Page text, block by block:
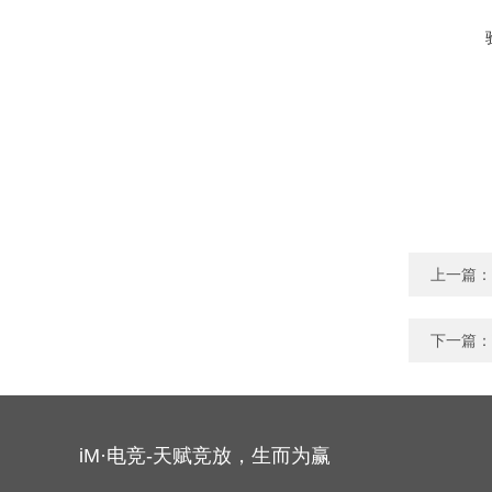
上一篇：
下一篇：
iM·电竞-天赋竞放，生而为赢